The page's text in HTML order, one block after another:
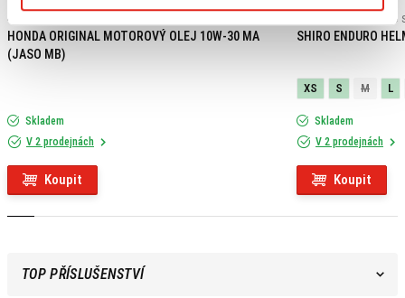
439 Kč
HONDA ORIGINAL MOTOROVÝ OLEJ 10W-30 MA
(JASO MB)
Skladem
V 2 prodejnách
Koupit
2 409 Kč
SHIRO ENDURO
XS S M L
Skladem
V 2 prodejnách
Koupit
TOP PŘÍSLUŠENSTVÍ